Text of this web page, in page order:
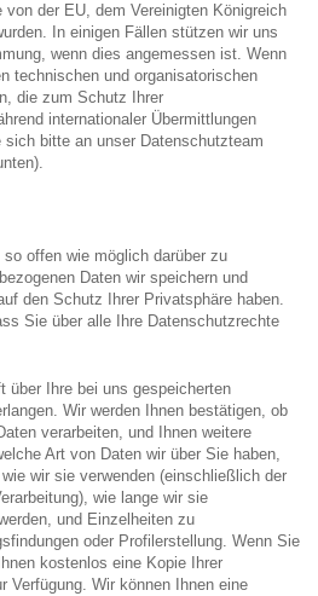
der EU, dem Vereinigten Königreich
In einigen Fällen stützen wir uns
wenn dies angemessen ist. Wenn
technischen und organisatorischen
die zum Schutz Ihrer
internationaler Übermittlungen
sich bitte an unser Datenschutzteam
offen wie möglich darüber zu
Daten wir speichern und
den Schutz Ihrer Privatsphäre haben.
Sie über alle Ihre Datenschutzrechte
über Ihre bei uns gespeicherten
Wir werden Ihnen bestätigen, ob
verarbeiten, und Ihnen weitere
Art von Daten wir über Sie haben,
wir sie verwenden (einschließlich der
wie lange wir sie
und Einzelheiten zu
oder Profilerstellung. Wenn Sie
kostenlos eine Kopie Ihrer
Verfügung. Wir können Ihnen eine